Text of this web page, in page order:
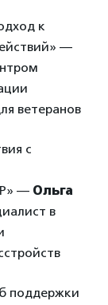
к
—
ветеранов
с
— Ольга
в
поддержки